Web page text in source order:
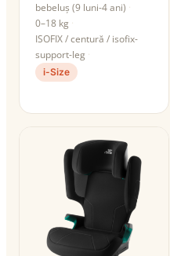
bebeluș (9 luni-4 ani)
0–18 kg
ISOFIX / centură / isofix-
support-leg
i-Size